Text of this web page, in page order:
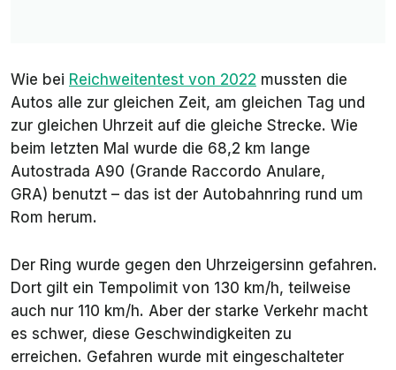
Wie bei Reichweitentest von 2022 mussten die
Autos alle zur gleichen Zeit, am gleichen Tag und
zur gleichen Uhrzeit auf die gleiche Strecke. Wie
beim letzten Mal wurde die 68,2 km lange
Autostrada A90 (Grande Raccordo Anulare,
GRA) benutzt – das ist der Autobahnring rund um
Rom herum.
Der Ring wurde gegen den Uhrzeigersinn gefahren.
Dort gilt ein Tempolimit von 130 km/h, teilweise
auch nur 110 km/h. Aber der starke Verkehr macht
es schwer, diese Geschwindigkeiten zu
erreichen. Gefahren wurde mit eingeschalteter